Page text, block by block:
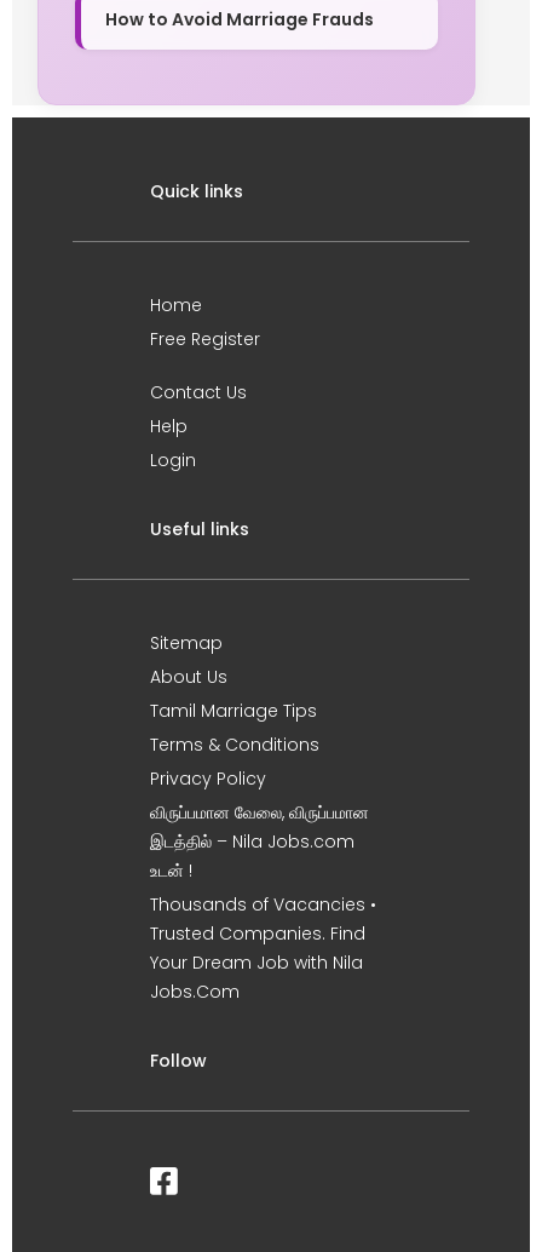
How to Avoid Marriage Frauds
Quick links
Home
Free Register
Contact Us
Help
Login
Useful links
Sitemap
About Us
Tamil Marriage Tips
Terms & Conditions
Privacy Policy
விருப்பமான வேலை, விருப்பமான
இடத்தில் – Nila Jobs.com
உடன் !
Thousands of Vacancies •
Trusted Companies. Find
Your Dream Job with Nila
Jobs.Com
Follow